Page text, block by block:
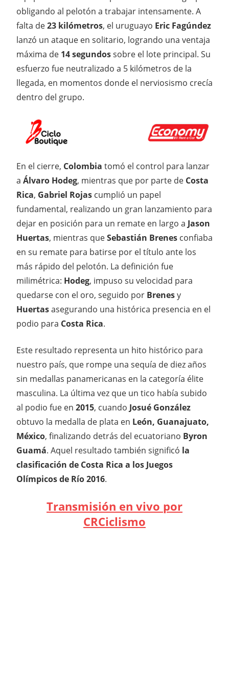
obligando al pelotón a trabajar intensamente. A
falta de23 kilómetros, el uruguayo Eric Fagúndez
lanzó un ataque en solitario, logrando una ventaja
máxima de 14 segundossobre el lote principal. Su
esfuerzo fue neutralizado a 5 kilómetros de la
llegada, en momentos donde el nerviosismo crecía
dentro del grupo.
En el cierre, Colombia tomó el control para lanzar
a Álvaro Hodeg, mientras que por parte de Costa
Rica, Gabriel Rojas cumplió un papel
fundamental, realizando un gran lanzamiento para
dejar en posición para un remate en largo a Jason
Huertas, mientras queSebastián Brenes confiaba
en su remate para batirse por el título ante los
más rápido del pelotón. La definición fue
milimétrica: Hodeg, impuso su velocidad para
quedarse con el oro, seguido por Brenesy
Huertasasegurando una histórica presencia en el
podio para Costa Rica.
Este resultado representa un hito histórico para
nuestro país, que rompe una sequía de diez años
sin medallas panamericanas en la categoría élite
masculina. La última vez que un tico había subido
al podio fue en 2015, cuando Josué González
obtuvo la medalla de plata en León, Guanajuato,
México, finalizando detrás del ecuatoriano Byron
Guamá. Aquel resultado también significó la
clasificación de Costa Rica a los Juegos
Olímpicos de Río 2016.
Transmisión en vivo por
CRCiclismo